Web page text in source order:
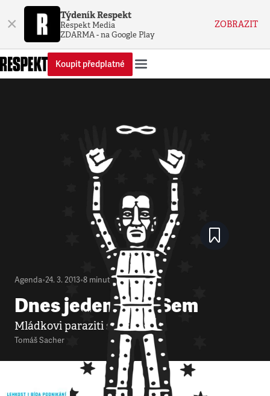
× Týdeník Respekt
Respekt Media
ZDARMA - na Google Play
ZOBRAZIT
Koupit předplatné
Agenda•24. 3. 2013•8 minut
Dnes jedeme BUSem
Mládkovi paraziti se zlobí
Tomáš Sacher